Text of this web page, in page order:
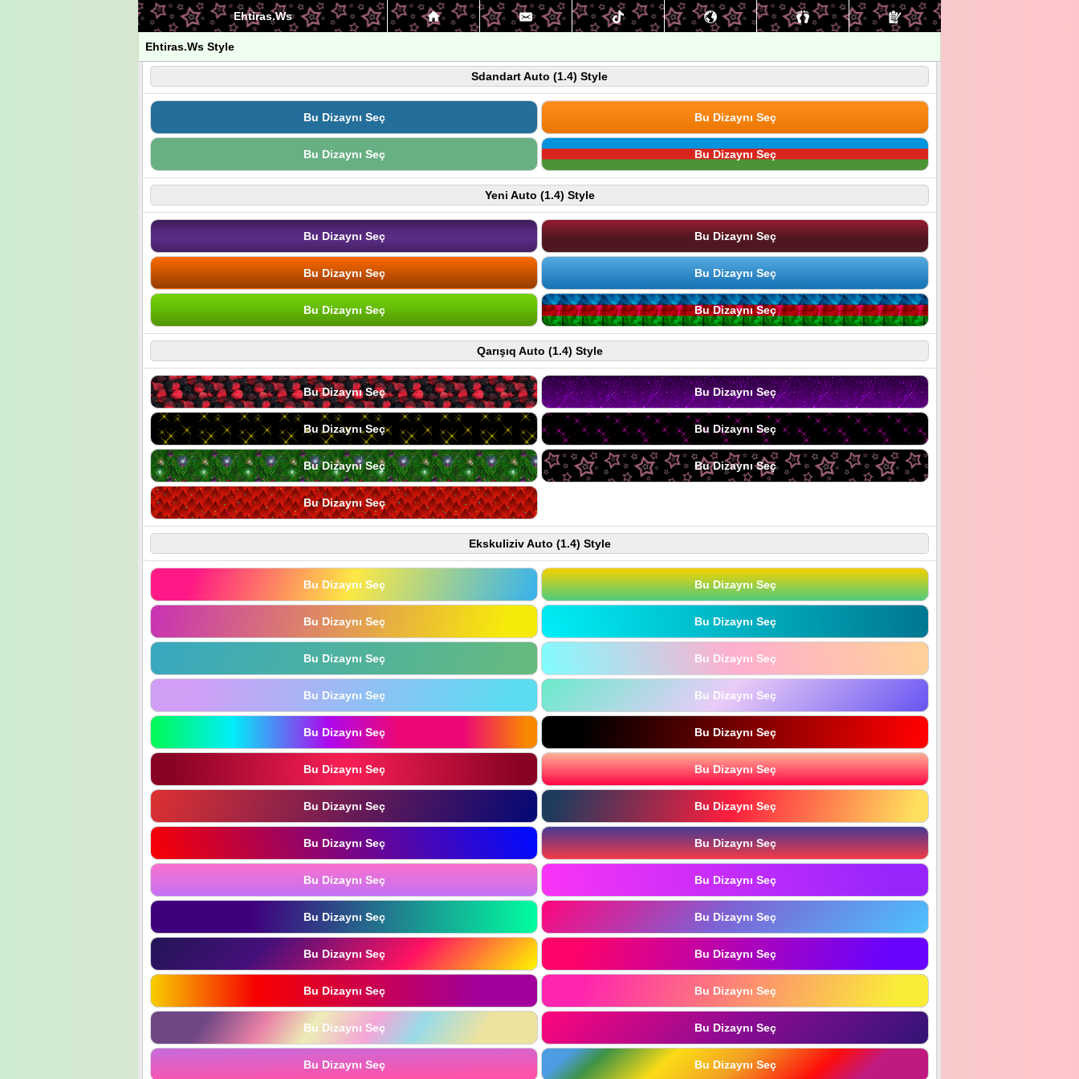
Ehtiras.Ws
Ehtiras.Ws Style
Sdandart Auto (1.4) Style
Bu Dizaynı Seç Bu Dizaynı Seç
Bu Dizaynı Seç Bu Dizaynı Seç
Yeni Auto (1.4) Style
Bu Dizaynı Seç Bu Dizaynı Seç
Bu Dizaynı Seç Bu Dizaynı Seç
Bu Dizaynı Seç Bu Dizaynı Seç
Qarışıq Auto (1.4) Style
Bu Dizaynı Seç Bu Dizaynı Seç
Bu Dizaynı Seç Bu Dizaynı Seç
Bu Dizaynı Seç Bu Dizaynı Seç
Bu Dizaynı Seç
Ekskuliziv Auto (1.4) Style
Bu Dizaynı Seç Bu Dizaynı Seç
Bu Dizaynı Seç Bu Dizaynı Seç
Bu Dizaynı Seç Bu Dizaynı Seç
Bu Dizaynı Seç Bu Dizaynı Seç
Bu Dizaynı Seç Bu Dizaynı Seç
Bu Dizaynı Seç Bu Dizaynı Seç
Bu Dizaynı Seç Bu Dizaynı Seç
Bu Dizaynı Seç Bu Dizaynı Seç
Bu Dizaynı Seç Bu Dizaynı Seç
Bu Dizaynı Seç Bu Dizaynı Seç
Bu Dizaynı Seç Bu Dizaynı Seç
Bu Dizaynı Seç Bu Dizaynı Seç
Bu Dizaynı Seç Bu Dizaynı Seç
Bu Dizaynı Seç Bu Dizaynı Seç